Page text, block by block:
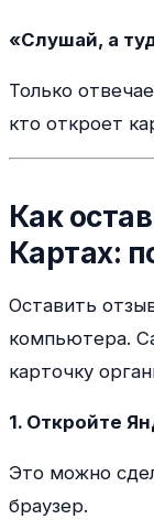
«Слушай, а
Только
кто откроет
Как
Картах:
Оставить
компьютера.
карточку
1. Откройте
Это можно
браузер.